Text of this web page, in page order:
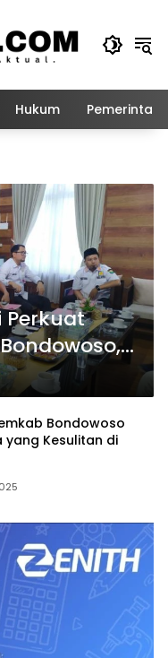
Hukum
Perkuat
dan
Bondowoso
yang Kesulitan di